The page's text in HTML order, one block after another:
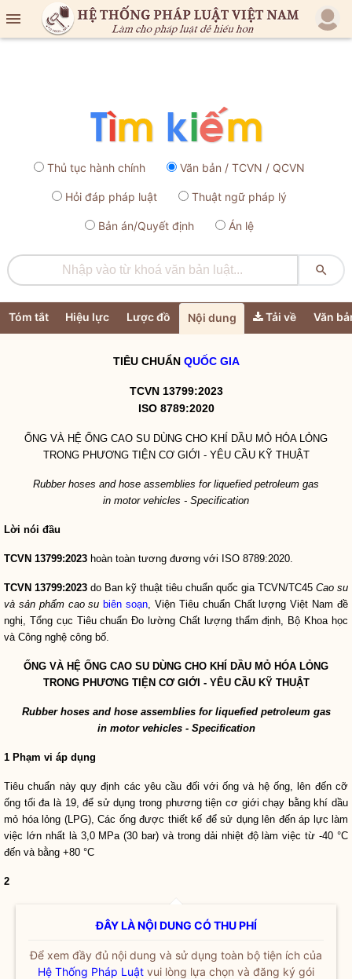

Thủ tục hành chính Văn bản / TCVN / QCVN
Hỏi đáp pháp luật Thuật ngữ pháp lý
Bản án/Quyết định Án lệ

Tóm tắt Hiệu lực Lược đồ Nội dung Tải về Văn
TIÊU CHUẨN QUỐC GIA
TCVN 13799:2023
ISO 8789:2020
ỐNG VÀ HỆ ỐNG CAO SU DÙNG CHO KHÍ DẦU MỎ HÓA LỎNG
TRONG PHƯƠNG TIỆN CƠ GIỚI - YÊU CẦU KỸ THUẬT
Rubber hoses and hose assemblies for liquefied petroleum gas
in motor vehicles - Specification
Lời nói đầu
TCVN 13799:2023 hoàn toàn tương đương với ISO 8789:2020.
TCVN 13799:2023 do Ban kỹ thuật tiêu chuẩn quốc giaTCVN/TC45 Cao su
và sản phẩm cao su biên soạn, Viện Tiêu chuẩn Chất lượng Việt Nam đề
nghị, Tổng cục Tiêu chuẩn Đo lường Chất lượng thẩm định, Bộ Khoa học
và Công nghệ công bố.
ỐNG VÀ HỆ ỐNG CAO SU DÙNG CHO KHÍ DẦU MỎ HÓA LỎNG
TRONG PHƯƠNG TIỆN CƠ GIỚI - YÊU CẦU KỸ THUẬT
Rubber hoses and hose assemblies for liquefied petroleum gas
in motor vehicles- Specification
1 Phạm vi áp dụng
Tiêu chuẩn này quy định các yêu cầu đối với ống và hệ ống, lên đến cỡ
ống tối đa là 19, để sử dụng trong phương tiện cơ giới chạy bằng khí dầu
mỏ hóa l ỏng (LPG), Các ống được thiết kế để sử dụng lên đến áp lực làm
việc lớn nhất là 3,0 MPa (30 bar) và trong dải nhiệt độ làm việc từ -40 °C
đến và bằng +80 °C
2
ĐÂY LÀ NỘI DUNG CÓ THU PHÍ
Để xem đầy đủ nội dung và sử dụng toàn bộ tiện ích của
Hệ Thống Pháp Luật vui lòng lựa chọn và đăng ký gói